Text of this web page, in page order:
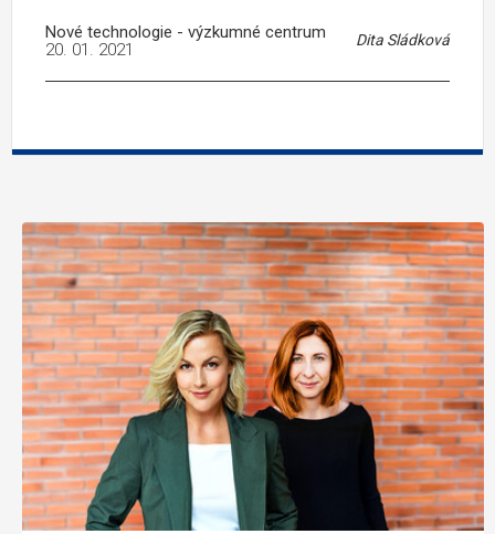
Nové technologie - výzkumné centrum Dita Sládková
20. 01. 2021